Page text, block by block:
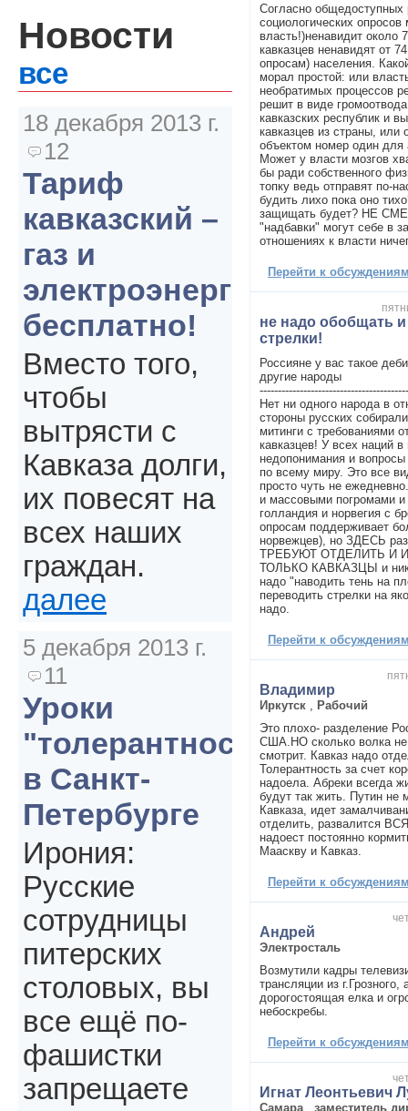
Согласно общедоступных
социологических опросов
власть!)ненавидит около
кавказцев ненавидят от
опросам) населения.
морал простой: или
необратимых процессов
решит в виде
кавказских республик и
кавказцев из страны, или
объектом номер один для
Может у власти мозгов
бы ради собственного
топку ведь отправят по-
будить лихо пока оно
защищать будет? НЕ
"надбавки" могут себе в
отношениях к власти
Перейти к
не надо обобщать
стрелки!
Россияне у вас такое
другие народы
Нет ни одного народа в
стороны русских
митинги с требованиями
кавказцев! У всех наций
недопонимания и
по всему миру. Это все
просто чуть не
и массовыми погромами
голландия и норвегия с
опросам поддерживает
норвежцев), но ЗДЕСЬ
ТРЕБУЮТ ОТДЕЛИТЬ И
ТОЛЬКО КАВКАЗЦЫ и
надо "наводить тень на
переводить стрелки на
надо.
Перейти к
Владимир
Иркутск
Рабочий
Это плохо- разделение
США.НО сколько волка не
смотрит. Кавказ надо
Толерантность за счет
надоела. Абреки всегда
будут так жить. Путин не
Кавказа, идет
отделить, развалится
надоест постоянно
Мааскву и Кавказ.
Перейти к
Андрей
Электросталь
Возмутили кадры
трансляции из
дорогостоящая елка и
небоскребы.
Перейти к
Игнат Леонтьевич
Самара заместитель
Новости
все
18 декабря 2013 г.
12
Тариф
кавказский –
газ и
электроэнергия
бесплатно!
Вместо того,
чтобы
вытрясти с
Кавказа долги,
их повесят на
всех наших
граждан.
далее
5 декабря 2013 г.
11
Уроки
"толерантности"
в Санкт-
Петербурге
Ирония:
Русские
сотрудницы
питерских
столовых, вы
все ещё по-
фашистки
запрещаете